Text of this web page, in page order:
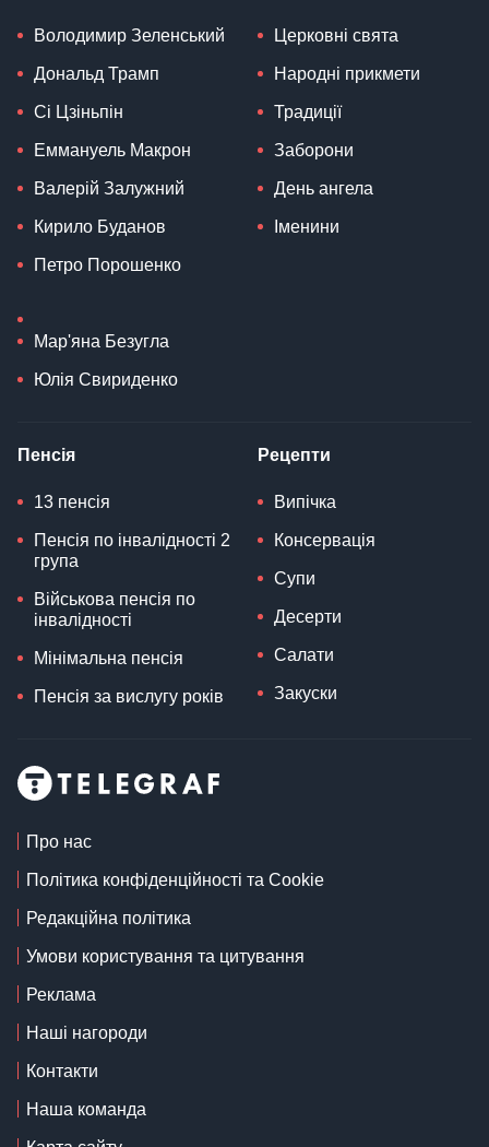
Володимир Зеленський
Дональд Трамп
Сі Цзіньпін
Еммануель Макрон
Валерій Залужний
Кирило Буданов
Петро Порошенко
Мар'яна Безугла
Юлія Свириденко
Церковні свята
Народні прикмети
Традиції
Заборони
День ангела
Іменини
Пенсія
13 пенсія
Пенсія по інвалідності 2
група
Військова пенсія по
інвалідності
Мінімальна пенсія
Пенсія за вислугу років
Рецепти
Випічка
Консервація
Супи
Десерти
Салати
Закуски
Про нас
Політика конфіденційності та Cookie
Редакційна політика
Умови користування та цитування
Реклама
Наші нагороди
Контакти
Наша команда